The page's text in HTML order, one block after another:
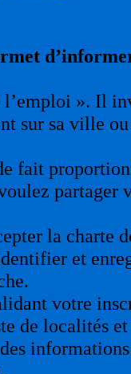
l’emploi ». Il
sur sa ville
fait
la charte
et
votre
de localités